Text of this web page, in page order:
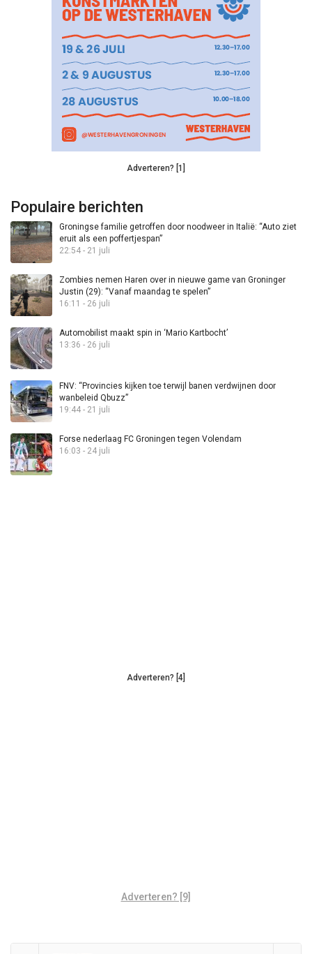
Adverteren? [1]
Populaire berichten
Groningse familie getroffen door noodweer in Italië: “Auto ziet
eruit als een poffertjespan”
22:54 - 21 juli
Zombies nemen Haren over in nieuwe game van Groninger
Justin (29): “Vanaf maandag te spelen”
16:11 - 26 juli
Automobilist maakt spin in ‘Mario Kartbocht’
13:36 - 26 juli
FNV: “Provincies kijken toe terwijl banen verdwijnen door
wanbeleid Qbuzz”
19:44 - 21 juli
Forse nederlaag FC Groningen tegen Volendam
16:03 - 24 juli
Adverteren? [4]
Adverteren? [9]